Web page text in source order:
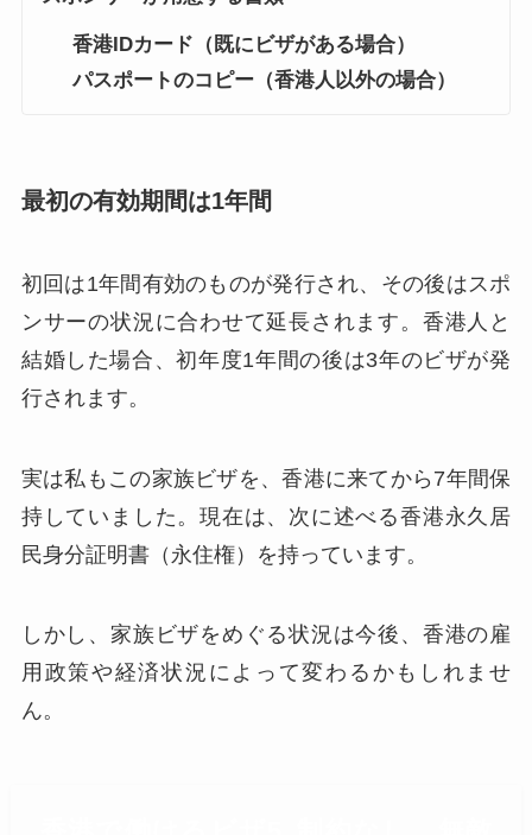
香港IDカード（既にビザがある場合）
パスポートのコピー（香港人以外の場合）
最初の有効期間は1年間
初回は1年間有効のものが発行され、その後はスポ
ンサーの状況に合わせて延長されます。香港人と
結婚した場合、初年度1年間の後は3年のビザが発
行されます。
実は私もこの家族ビザを、香港に来てから7年間保
持していました。現在は、次に述べる香港永久居
民身分証明書（永住権）を持っています。
しかし、家族ビザをめぐる状況は今後、香港の雇
用政策や経済状況によって変わるかもしれませ
ん。